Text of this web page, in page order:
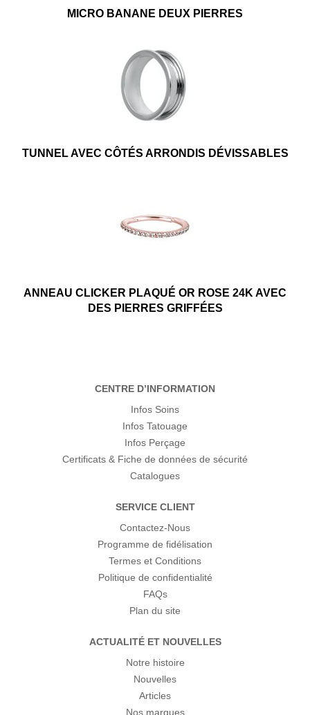
MICRO BANANE DEUX PIERRES
TUNNEL AVEC CÔTÉS ARRONDIS DÉVISSABLES
ANNEAU CLICKER PLAQUÉ OR ROSE 24K AVEC
DES PIERRES GRIFFÉES
CENTRE D’INFORMATION
Infos Soins
Infos Tatouage
Infos Perçage
Certificats & Fiche de données de sécurité
Catalogues
SERVICE CLIENT
Contactez-Nous
Programme de fidélisation
Termes et Conditions
Politique de confidentialité
FAQs
Plan du site
ACTUALITÉ ET NOUVELLES
Notre histoire
Nouvelles
Articles
Nos marques